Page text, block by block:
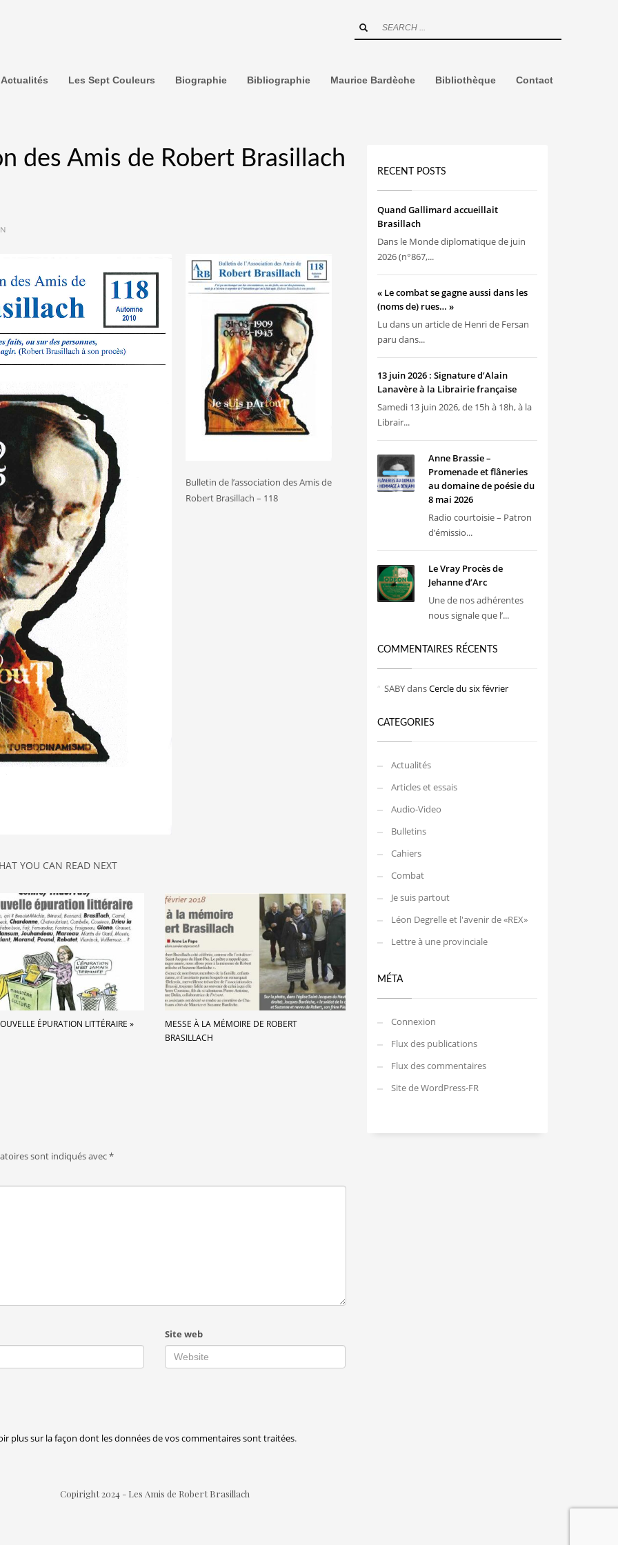
Actualités Les Sept Couleurs Biographie Bibliographie Maurice Bardèche Bibliothèque Contact
des Amis de Robert Brasillach
Bulletin de l’association des Amis de
Robert Brasillach – 118
YOU CAN READ NEXT
ÉPURATION LITTÉRAIRE »
MESSE À LA MÉMOIRE DE ROBERT
BRASILLACH
sont indiqués avec*
Site web
plus sur la façon dont les données de vos commentaires sont traitées.
RECENT POSTS
Quand Gallimard accueillait
Brasillach
Dans le Monde diplomatique de juin
2026 (n°867,...
« Le combat se gagne aussi dans les
(noms de) rues… »
Lu dans un article de Henri de Fersan
paru dans...
13 juin 2026 : Signature d’Alain
Lanavère à la Librairie française
Samedi 13 juin 2026, de 15h à 18h, à la
Librair...
Anne Brassie –
Promenade et flâneries
au domaine de poésie du
8 mai 2026
Radio courtoisie – Patron
d’émissio...
Le Vray Procès de
Jehanne d’Arc
Une de nos adhérentes
nous signale que l’...
COMMENTAIRES RÉCENTS
SABYdansCercle du six février
CATEGORIES
Actualités
Articles et essais
Audio-Video
Bulletins
Cahiers
Combat
Je suis partout
Léon Degrelle et l'avenir de «REX»
Lettre à une provinciale
MÉTA
Connexion
Flux des publications
Flux des commentaires
Site de WordPress-FR
Copiright 2024 - Les Amis de Robert Brasillach